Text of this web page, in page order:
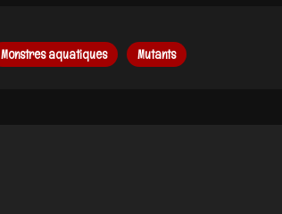
Monstres aquatiques Mutants